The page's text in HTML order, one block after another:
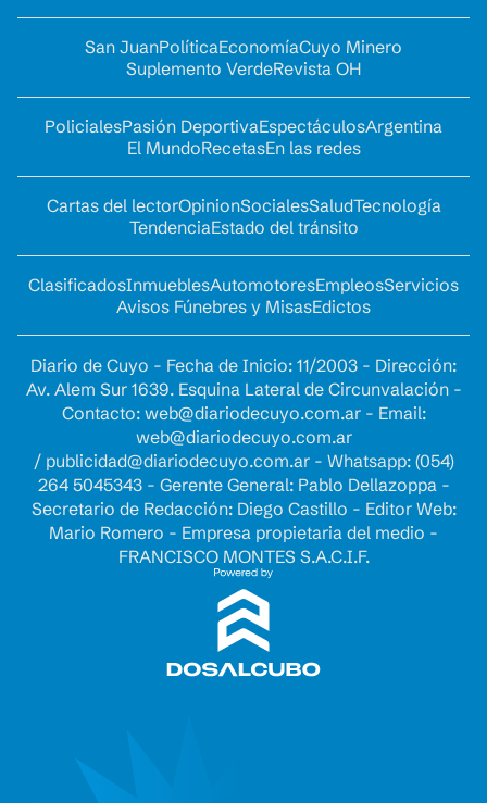
San JuanPolíticaEconomíaCuyo Minero
Suplemento VerdeRevista OH
PolicialesPasión DeportivaEspectáculosArgentina
El MundoRecetasEn las redes
Cartas del lectorOpinionSocialesSaludTecnología
TendenciaEstado del tránsito
ClasificadosInmueblesAutomotoresEmpleosServicios
Avisos Fúnebres y MisasEdictos
Diario de Cuyo - Fecha de Inicio: 11/2003 - Dirección:
Av. Alem Sur 1639. Esquina Lateral de Circunvalación -
Contacto: web@diariodecuyo.com.ar- Email:
web@diariodecuyo.com.ar
/ publicidad@diariodecuyo.com.ar- Whatsapp: (054)
264 5045343 - Gerente General: Pablo Dellazoppa -
Secretario de Redacción: Diego Castillo - Editor Web:
Mario Romero - Empresa propietaria del medio -
FRANCISCO MONTES S.A.C.I.F.